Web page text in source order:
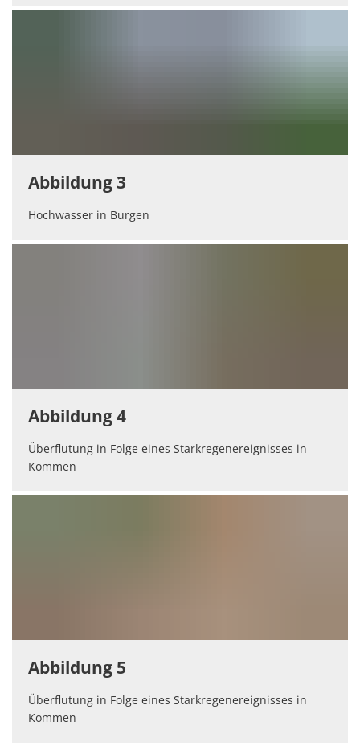
Abbildung 3
Hochwasser in Burgen
Abbildung 4
Überflutung in Folge eines Starkregenereignisses in
Kommen
Abbildung 5
Überflutung in Folge eines Starkregenereignisses in
Kommen